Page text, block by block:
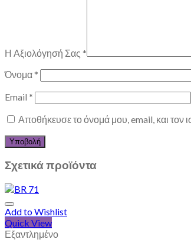
Η Αξιολόγησή Σας *
Όνομα*
Email *
Αποθήκευσε το όνομά μου, email, και τον
Σχετικά προϊόντα
Add to Wishlist
Quick View
Εξαντλημένο